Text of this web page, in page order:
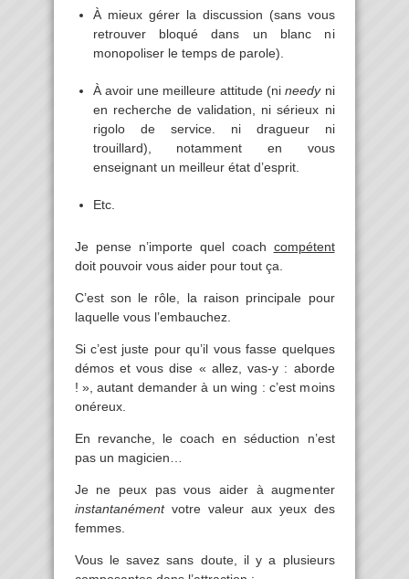
À mieux gérer la discussion (sans vous
retrouver bloqué dans un blanc ni
monopoliser le temps de parole).
À avoir une meilleure attitude (nineedyni
en recherche de validation, ni sérieux ni
rigolo de service. ni dragueur ni
trouillard), notamment en vous
enseignant un meilleur état d’esprit.
Etc.
Je pense n’importe quel coach compétent
doit pouvoir vous aider pour tout ça.
C’est son le rôle, la raison principale pour
laquelle vous l’embauchez.
Si c’est juste pour qu’il vous fasse quelques
démos et vous dise « allez, vas-y : aborde
! », autant demander à un wing : c’est moins
onéreux.
En revanche, le coach en séduction n’est
pas un magicien…
Je ne peux pas vous aider à augmenter
instantanément votre valeur aux yeux des
femmes.
Vous le savez sans doute, il y a plusieurs